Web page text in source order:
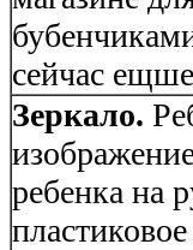
сейчас
Зеркало.
ребенка на